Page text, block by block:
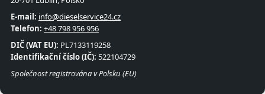
E-mail: info@dieselservice24.cz
Telefon: +48 798 956 956
DIČ (VAT EU): PL7133119258
Identifikační číslo (IČ): 522104729
Společnost registrována v Polsku (EU)